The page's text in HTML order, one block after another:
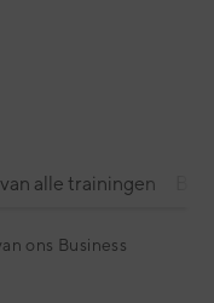
alle trainingen
ons Business